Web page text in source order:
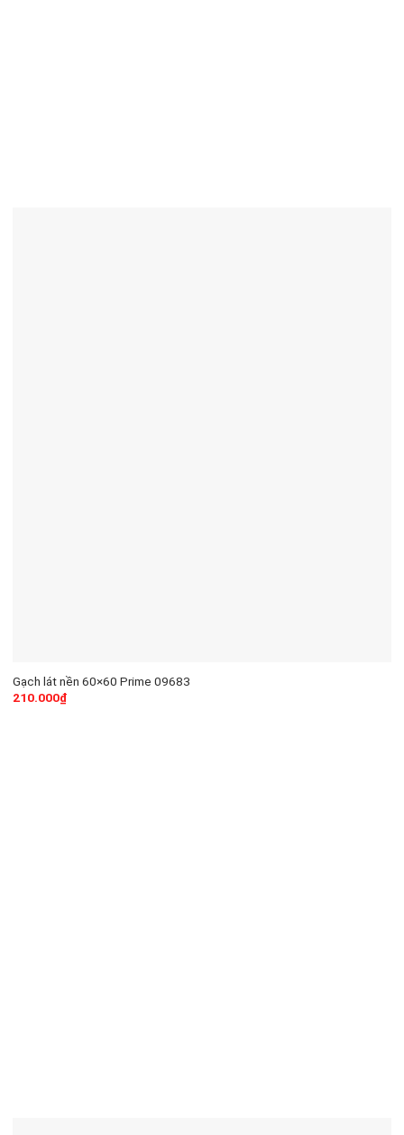
Gạch lát nền 60×60 Prime 09683
210.000₫